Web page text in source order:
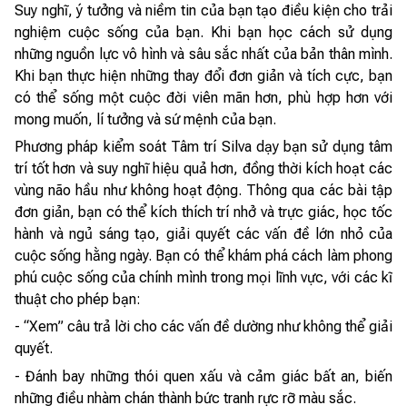
Suy nghĩ, ý tưởng và niềm tin của bạn tạo điều kiện cho trải
nghiệm cuộc sống của bạn. Khi bạn học cách sử dụng
những nguồn lực vô hình và sâu sắc nhất của bản thân mình.
Khi bạn thực hiện những thay đổi đơn giản và tích cực, bạn
có thể sống một cuộc đời viên mãn hơn, phù hợp hơn với
mong muốn, lí tưởng và sứ mệnh của bạn.
Phương pháp kiểm soát Tâm trí Silva dạy bạn sử dụng tâm
trí tốt hơn và suy nghĩ hiệu quả hơn, đồng thời kích hoạt các
vùng não hầu như không hoạt động. Thông qua các bài tập
đơn giản, bạn có thể kích thích trí nhở và trực giác, học tốc
hành và ngủ sáng tạo, giải quyết các vấn đề lớn nhỏ của
cuộc sống hằng ngày. Bạn có thể khám phá cách làm phong
phú cuộc sống của chính mình trong mọi lĩnh vực, với các kĩ
thuật cho phép bạn:
- “Xem” câu trả lời cho các vấn đề dường như không thể giải
quyết.
- Đánh bay những thói quen xấu và cảm giác bất an, biến
những điều nhàm chán thành bức tranh rực rỡ màu sắc.